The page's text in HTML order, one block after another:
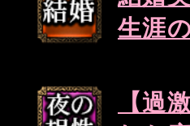
生涯
【過